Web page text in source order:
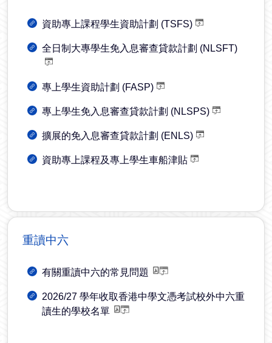
資助專上課程學生資助計劃 (TSFS)
全日制大專學生免入息審查貸款計劃 (NLSFT)
專上學生資助計劃 (FASP)
專上學生免入息審查貸款計劃 (NLSPS)
擴展的免入息審查貸款計劃 (ENLS)
資助專上課程及專上學生車船津貼
重讀中六
有關重讀中六的常見問題
2026/27 學年收取香港中學文憑考試校外中六重
讀生的學校名單